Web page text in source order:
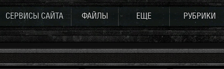
СЕРВИСЫ САЙТА ФАЙЛЫ ЕЩЕ РУБРИКИ